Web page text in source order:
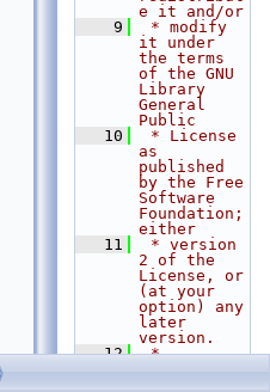
e it and/or
    9
* modify
it under
the terms
of the GNU
Library
General
Public
   10
* License
as
published
by the Free
Software
Foundation;
either
   11
* version
2 of the
License, or
(at your
option) any
later
version.
   12
*